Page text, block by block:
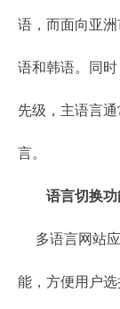
语，而面向亚
语和韩语。同
先级，主语言
言。
语言切换
多语言网站
能，方便用户